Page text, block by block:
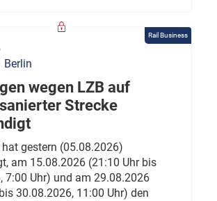
Rail Business
Berlin
wegen LZB auf
Strecke
hat gestern (05.08.2026)
am 15.08.2026 (21:10 Uhr bis
7:00 Uhr) und am 29.08.2026
30.08.2026, 11:00 Uhr) den